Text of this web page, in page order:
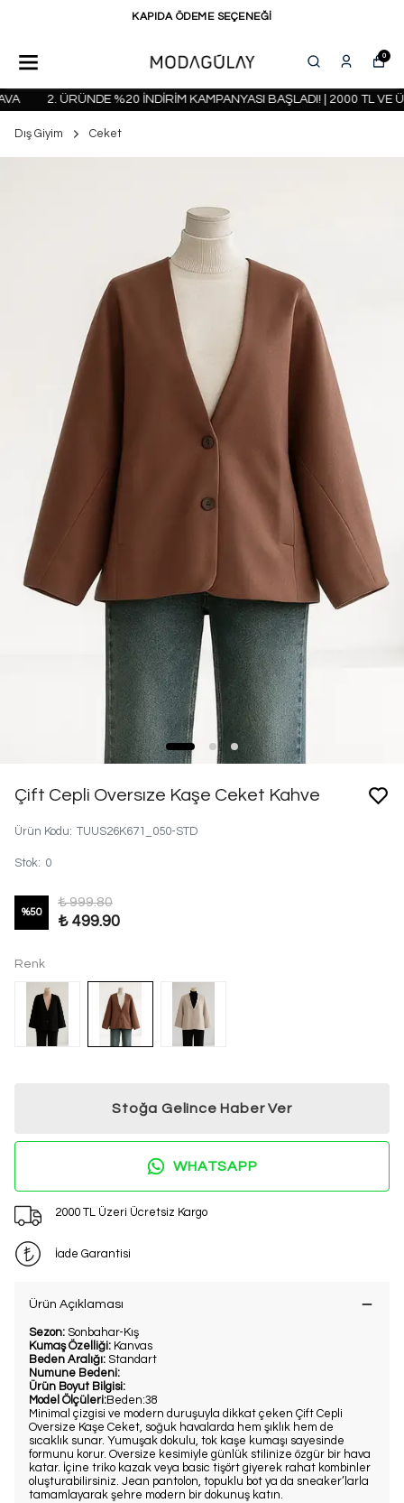
KAPIDA ÖDEME SEÇENEĞİ
0
2. ÜRÜNDE %20 İNDİRİM KAMPANYASI BAŞLADI! | 2000 TL VE
Dış Giyim Ceket
Çift Cepli Oversıze Kaşe Ceket Kahve
Ürün Kodu: TUUS26K671_050-STD
Stok: 0
%50
₺ 999.80
₺ 499.90
Renk
Stoğa Gelince Haber Ver
WHATSAPP
2000 TL Üzeri Ücretsiz Kargo
İade Garantisi
Ürün Açıklaması
Sezon: Sonbahar-Kış
Kumaş Özelliği: Kanvas
Beden Aralığı: Standart
Numune Bedeni:
Ürün Boyut Bilgisi:
Model Ölçüleri:Beden:38
Minimal çizgisi ve modern duruşuyla dikkat çeken Çift Cepli
Oversize Kaşe Ceket, soğuk havalarda hem şıklık hem de
sıcaklık sunar. Yumuşak dokulu, tok kaşe kumaşı sayesinde
formunu korur. Oversize kesimiyle günlük stilinize özgür bir hava
katar. İçine triko kazak veya basic tişört giyerek rahat kombinler
oluşturabilirsiniz. Jean pantolon, topuklu bot ya da sneaker’larla
tamamlayarak şehre modern bir dokunuş katın.